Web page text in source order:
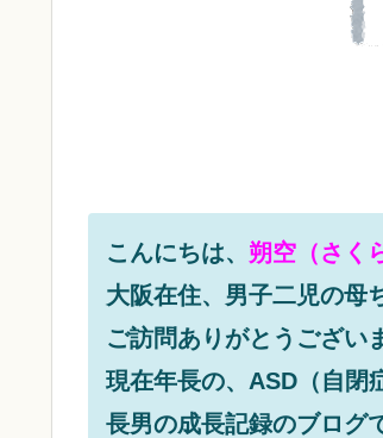
こんにちは、 朔空（さく
大阪在住、男子二児の母
ご訪問ありがとうござい
現在年長の、ASD（自閉
長男の成長記録のブログ